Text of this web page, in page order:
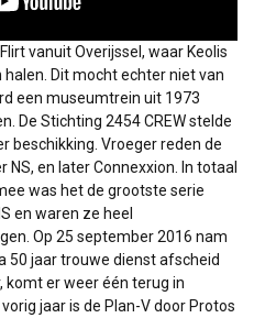
vanuit Overijssel, waar Keolis
Dit mocht echter niet van
een museumtrein uit 1973
De Stichting 2454 CREW stelde
beschikking. Vroeger reden de
NS, en later Connexxion. In totaal
was het de grootste serie
en waren ze heel
Op 25 september 2016 nam
50 jaar trouwe dienst afscheid
komt er weer één terug in
jaar is de Plan-V door Protos